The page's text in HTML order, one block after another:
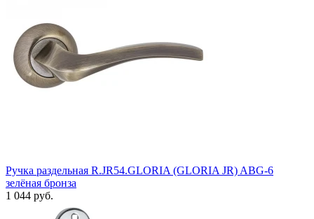
Ручка раздельная R.JR54.GLORIA (GLORIA JR) ABG-6
зелёная бронза
1 044 руб.